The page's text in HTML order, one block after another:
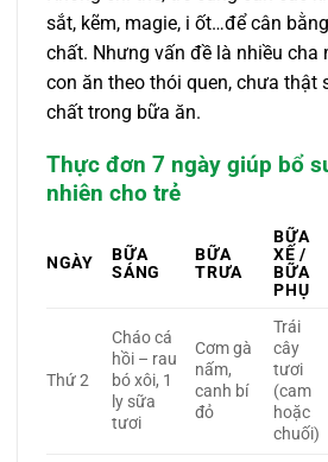
sắt, kẽm, magie, i ốt…để cân
chất. Nhưng vấn đề là nhiều cha
con ăn theo thói quen, chưa thật
chất trong bữa ăn.
Thực đơn 7 ngày giúp bổ
nhiên cho trẻ
NGÀY
BỮA
SÁNG
BỮA
TRƯA
BỮA
XẾ /
BỮA
PHỤ
Thứ 2
Cháo cá
hồi – rau
bó xôi, 1
ly sữa
tươi
Cơm gà
nấm,
canh bí
đỏ
Trái
cây
tươi
(cam
hoặc
chuối)